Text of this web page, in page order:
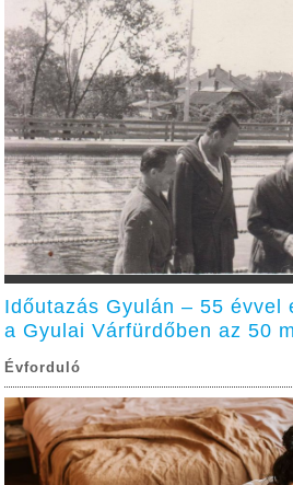
Időutazás Gyulán – 55 évvel
a Gyulai Várfürdőben az 50
Évforduló